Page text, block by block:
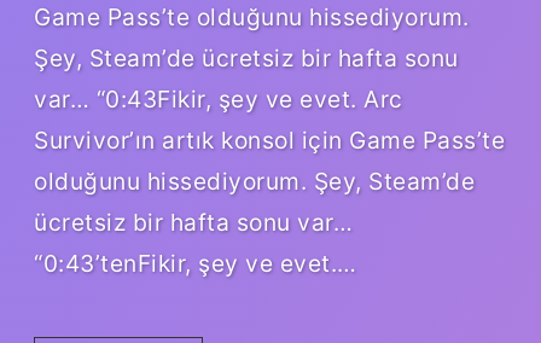
Game Pass’te olduğunu hissediyorum.
Şey, Steam’de ücretsiz bir hafta sonu
var… “0:43Fikir, şey ve evet. Arc
Survivor’ın artık konsol için Game Pass’te
olduğunu hissediyorum. Şey, Steam’de
ücretsiz bir hafta sonu var…
“0:43’tenFikir, şey ve evet.…